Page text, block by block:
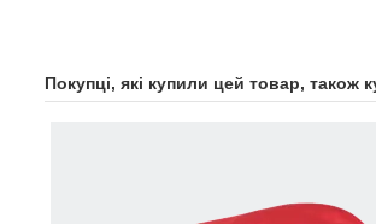
Покупці, які купили цей товар, також